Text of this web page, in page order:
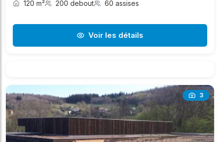
120 m² 200 debout 60 assises
Voir les détails
3